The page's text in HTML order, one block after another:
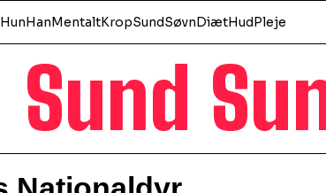
Sund
HunHanMentaltKropSundSøvnDiætHudPleje